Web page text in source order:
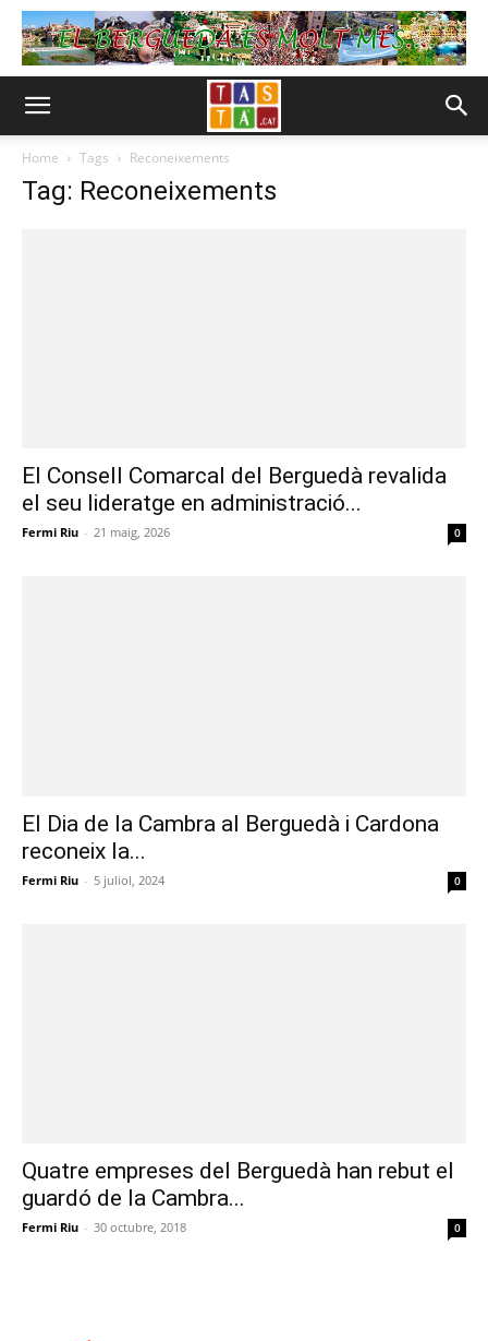
Home Tags Reconeixements
Tag: Reconeixements
El Consell Comarcal del Berguedà revalida
el seu lideratge en administració...
Fermi Riu - 21 maig, 2026 0
El Dia de la Cambra al Berguedà i Cardona
reconeix la...
Fermi Riu - 5 juliol, 2024 0
Quatre empreses del Berguedà han rebut el
guardó de la Cambra...
Fermi Riu - 30 octubre, 2018 0